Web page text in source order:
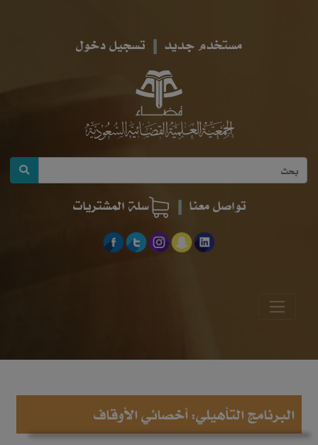
مستخدم جديد تسجيل دخول
تواصل معنا سلة المشتريات
البرنامج التأهيلي: أخصائي الأوقاف